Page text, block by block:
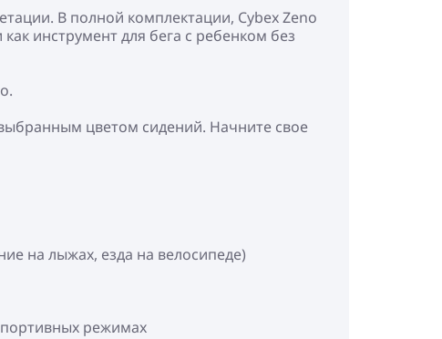
В полной комплектации, Cybex Zeno
инструмент для бега с ребенком без
цветом сидений. Начните свое
на лыжах, езда на велосипеде)
режимах